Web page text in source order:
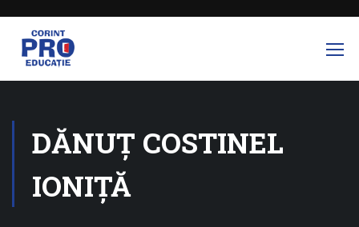
DĂNUȚ COSTINEL
IONIȚĂ